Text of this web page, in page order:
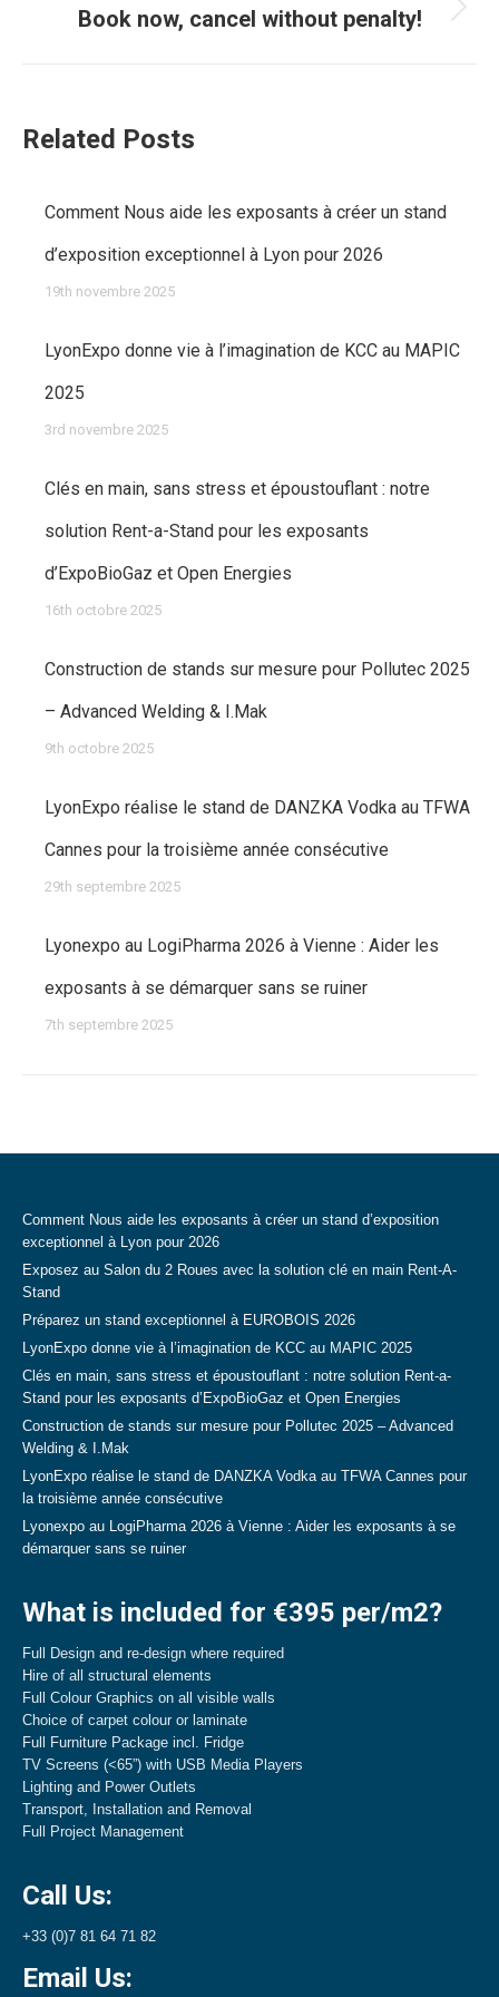
:Article
Book now, cancel without penalty!
Related Posts
Comment Nous aide les exposants à créer un stand
d’exposition exceptionnel à Lyon pour 2026
19th novembre 2025
LyonExpo donne vie à l’imagination de KCC au MAPIC
2025
3rd novembre 2025
Clés en main, sans stress et époustouflant : notre
solution Rent-a-Stand pour les exposants
d’ExpoBioGaz et Open Energies
16th octobre 2025
Construction de stands sur mesure pour Pollutec 2025
– Advanced Welding & I.Mak
9th octobre 2025
LyonExpo réalise le stand de DANZKA Vodka au TFWA
Cannes pour la troisième année consécutive
29th septembre 2025
Lyonexpo au LogiPharma 2026 à Vienne : Aider les
exposants à se démarquer sans se ruiner
7th septembre 2025
Comment Nous aide les exposants à créer un stand d’exposition
exceptionnel à Lyon pour 2026
Exposez au Salon du 2 Roues avec la solution clé en main Rent-A-
Stand
Préparez un stand exceptionnel à EUROBOIS 2026
LyonExpo donne vie à l’imagination de KCC au MAPIC 2025
Clés en main, sans stress et époustouflant : notre solution Rent-a-
Stand pour les exposants d’ExpoBioGaz et Open Energies
Construction de stands sur mesure pour Pollutec 2025 – Advanced
Welding & I.Mak
LyonExpo réalise le stand de DANZKA Vodka au TFWA Cannes pour
la troisième année consécutive
Lyonexpo au LogiPharma 2026 à Vienne : Aider les exposants à se
démarquer sans se ruiner
What is included for €395 per/m2?
Full Design and re-design where required
Hire of all structural elements
Full Colour Graphics on all visible walls
Choice of carpet colour or laminate
Full Furniture Package incl. Fridge
TV Screens (<65”) with USB Media Players
Lighting and Power Outlets
Transport, Installation and Removal
Full Project Management
Call Us:
+33 (0)7 81 64 71 82
Email Us: